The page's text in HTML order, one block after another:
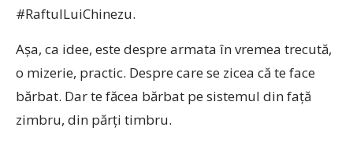
#RaftulLuiChinezu.
Așa, ca idee, este despre armata în vremea trecută,
o mizerie, practic. Despre care se zicea că te face
bărbat. Dar te făcea bărbat pe sistemul din față
zimbru, din părți timbru.